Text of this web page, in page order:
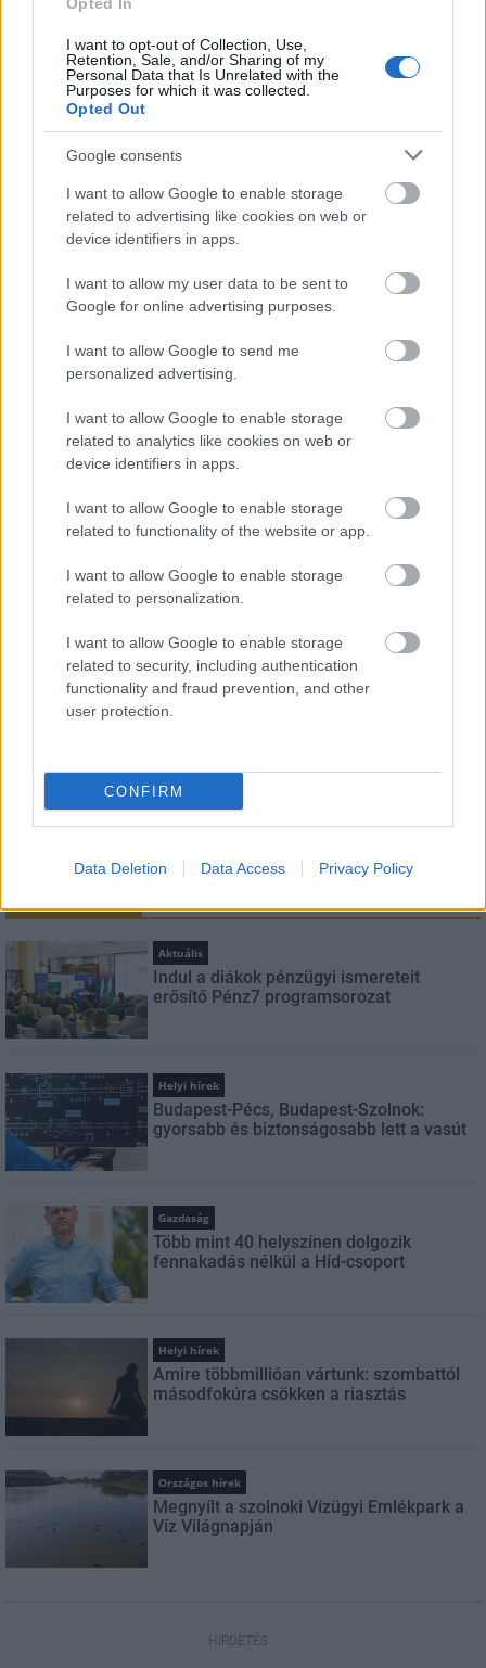
I want to opt-out of Collection, Use,
Retention, Sale, and/or Sharing of my
Personal Data that Is Unrelated with the
Purposes for which it was collected.
Opted Out
Google consents
I want to allow Google to enable storage
related to advertising like cookies on web or
device identifiers in apps.
I want to allow my user data to be sent to
Google for online advertising purposes.
I want to allow Google to send me
personalized advertising.
I want to allow Google to enable storage
related to analytics like cookies on web or
device identifiers in apps.
I want to allow Google to enable storage
related to functionality of the website or app.
I want to allow Google to enable storage
related to personalization.
I want to allow Google to enable storage
related to security, including authentication
functionality and fraud prevention, and other
user protection.
CONFIRM
Data Deletion Data Access Privacy Policy
Másfélszeresére bővítik
Hódmezővásárhely jó hírű református
iskoláját
Látványos építési szakasz indult be a
Paks II.: Mit jelent az 5. blokk új
mérföldköve a felülvizsgálat
HÍRLEVÉL
E-mail cím
szabályzatot!
FELIRATKOZÁS
Aktuális
Indul a diákok pénzügyi ismereteit
erősítő Pénz7 programsorozat
Helyi hírek
Budapest-Pécs, Budapest-Szolnok:
gyorsabb és biztonságosabb lett a vasút
Gazdaság
Több mint 40 helyszínen dolgozik
fennakadás nélkül a Híd-csoport
Helyi hírek
Amire többmillióan vártunk: szombattól
másodfokúra csökken a riasztás
Országos hírek
Megnyílt a szolnoki Vízügyi Emlékpark a
Víz Világnapján
HIRDETÉS